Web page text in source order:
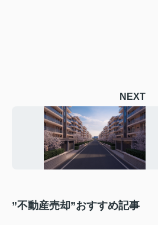
NEXT
”不動産売却”おすすめ記事